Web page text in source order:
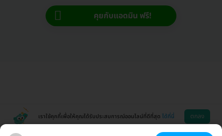
คุยกับแอดมิน ฟรี!
เราใช้คุกกี้เพื่อให้คุณได้รับประสบการณ์ออนไลน์ที่ดีที่สุด ได้ที่นี่ ตกลง